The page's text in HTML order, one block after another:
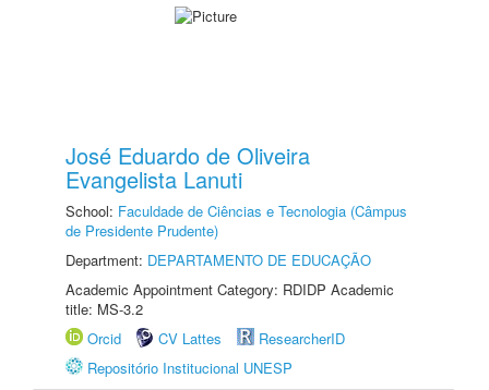
José Eduardo de Oliveira
Evangelista Lanuti
School: Faculdade de Ciências e Tecnologia (Câmpus
de Presidente Prudente)
Department: DEPARTAMENTO DE EDUCAÇÃO
Academic Appointment Category: RDIDP Academic
title: MS-3.2
Orcid
CV Lattes
ResearcherID
Repositório Institucional UNESP